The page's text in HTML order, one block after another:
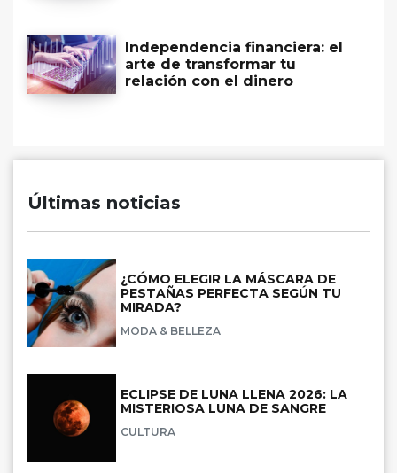
Independencia financiera: el
arte de transformar tu
relación con el dinero
Últimas noticias
¿CÓMO ELEGIR LA MÁSCARA DE
PESTAÑAS PERFECTA SEGÚN TU
MIRADA?
MODA & BELLEZA
ECLIPSE DE LUNA LLENA 2026: LA
MISTERIOSA LUNA DE SANGRE
CULTURA